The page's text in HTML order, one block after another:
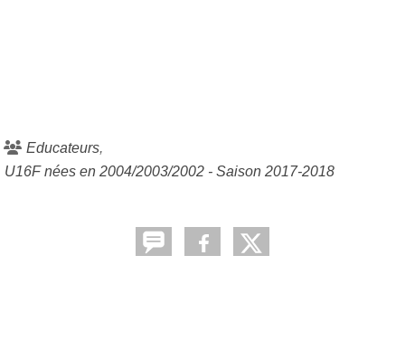
Educateurs
U16F nées en 2004/2003/2002 - Saison 2017-2018